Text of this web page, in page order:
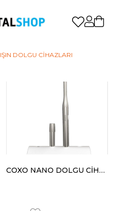
IŞIN DOLGU CİHAZLARI
COXO NANO DOLGU CİHAZI (Nano Polimerizasyon Cihazı - Metal Gövde)